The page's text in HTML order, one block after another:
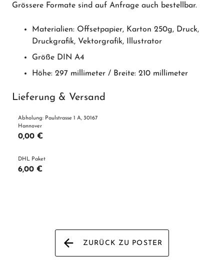
Grössere Formate sind auf Anfrage auch bestellbar.
Materialien: Offsetpapier, Karton 250g, Druck,
Druckgrafik, Vektorgrafik, Illustrator
Größe DIN A4
Höhe: 297 millimeter / Breite: 210 millimeter
Lieferung & Versand
Abholung: Paulstrasse 1 A, 30167
Hannover
0,00 €
DHL Paket
6,00 €
ZURÜCK ZU POSTER